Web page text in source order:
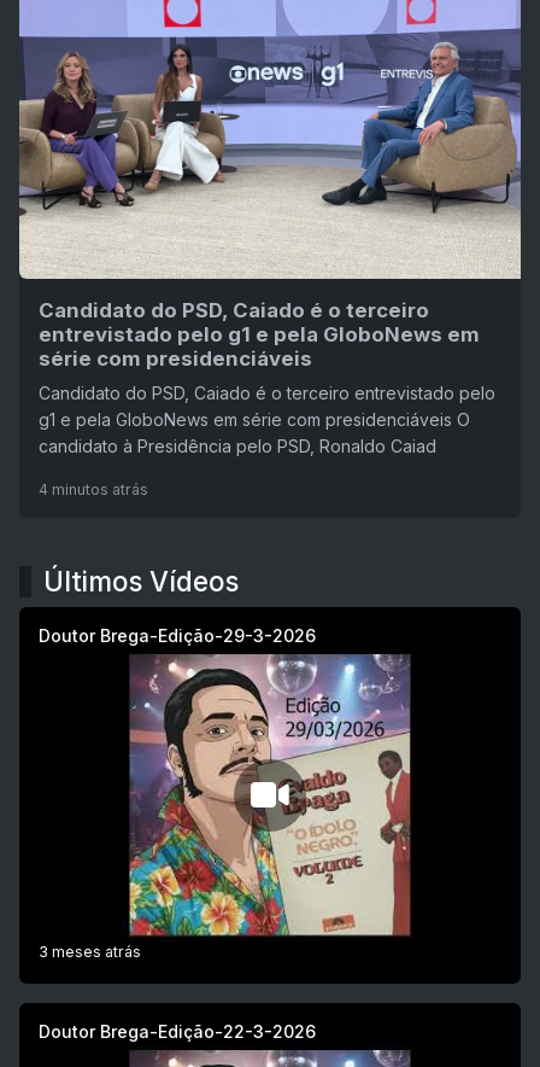
Candidato do PSD, Caiado é o terceiro
entrevistado pelo g1 e pela GloboNews em
série com presidenciáveis
Candidato do PSD, Caiado é o terceiro entrevistado pelo
g1 e pela GloboNews em série com presidenciáveis O
candidato à Presidência pelo PSD, Ronaldo Caiad
4 minutos atrás
Últimos Vídeos
Doutor Brega-Edição-29-3-2026
3 meses atrás
Doutor Brega-Edição-22-3-2026